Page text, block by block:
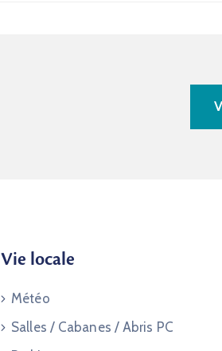
Vie locale
Météo
Salles / Cabanes / Abris PC